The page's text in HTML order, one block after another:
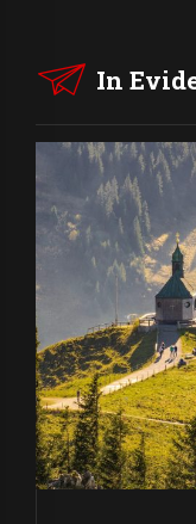
In